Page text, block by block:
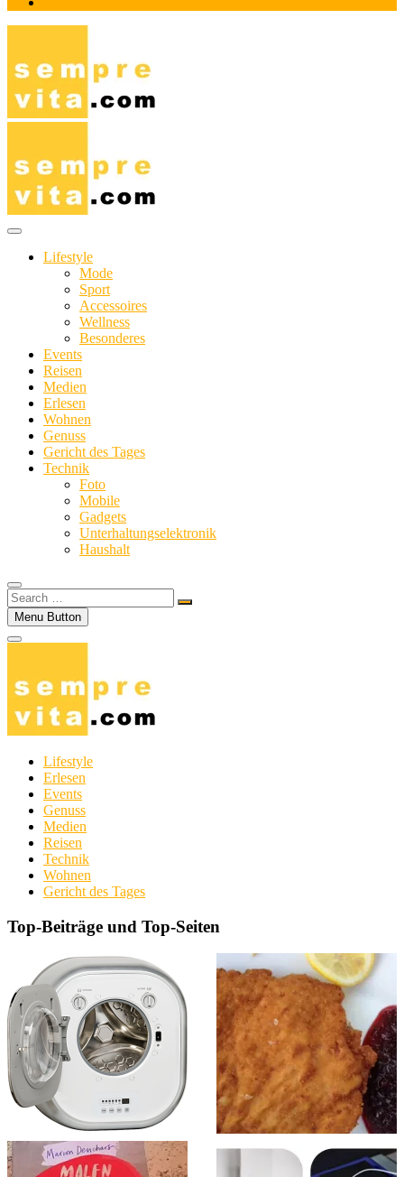
Lifestyle
Mode
Sport
Accessoires
Wellness
Besonderes
Events
Reisen
Medien
Erlesen
Wohnen
Genuss
Gericht des Tages
Technik
Foto
Mobile
Gadgets
Unterhaltungselektronik
Haushalt
Search
…Menu Button
Lifestyle
Erlesen
Events
Genuss
Medien
Reisen
Technik
Wohnen
Gericht des Tages
Top-Beiträge und Top-Seiten